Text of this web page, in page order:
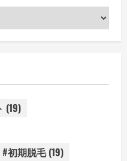
(19)
#初期脱毛(19)